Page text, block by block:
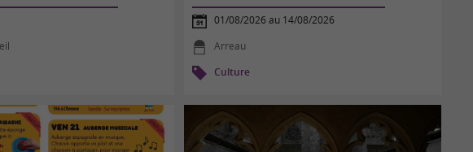
01/08/2026 au 14/08/2026
Arreau
Culture